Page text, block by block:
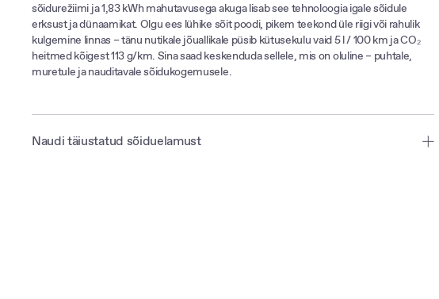
sõidurežiimi ja 1,83 kWh mahutavusega akuga lisab see tehnoloogia igale sõidule
erksust ja dünaamikat. Olgu ees lühike sõit poodi, pikem teekond üle riigi või rahulik
kulgemine linnas – tänu nutikale jõuallikale püsib kütusekulu vaid 5 l / 100 km ja CO₂
heitmed kõigest 113 g/km. Sina saad keskenduda sellele, mis on oluline – puhtale,
muretule ja nauditavale sõidukogemusele.
Naudi täiustatud sõiduelamust